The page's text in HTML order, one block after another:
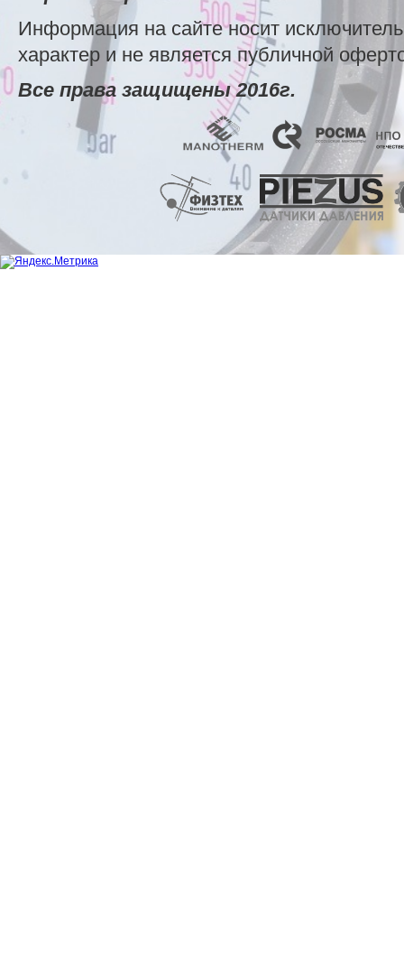
Информация на сайте носит
характер и не является публичной
Все права защищены 2016г.